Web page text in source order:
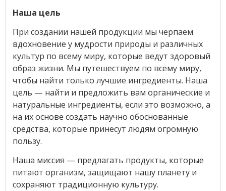
Наша цель
При создании нашей продукции мы черпаем
вдохновение у мудрости природы и различных
культур по всему миру, которые ведут здоровый
образ жизни. Мы путешествуем по всему миру,
чтобы найти только лучшие ингредиенты. Наша
цель — найти и предложить вам органические и
натуральные ингредиенты, если это возможно, а
на их основе создать научно обоснованные
средства, которые принесут людям огромную
пользу.
Наша миссия — предлагать продукты, которые
питают организм, защищают нашу планету и
сохраняют традиционную культуру.